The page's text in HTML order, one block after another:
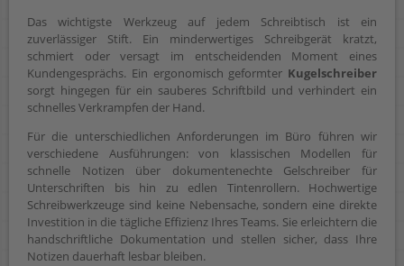
Das wichtigste Werkzeug auf jedem Schreibtisch ist ein
zuverlässiger Stift. Ein minderwertiges Schreibgerät kratzt,
schmiert oder versagt im entscheidenden Moment eines
Kundengesprächs. Ein ergonomisch geformter Kugelschreiber
sorgt hingegen für ein sauberes Schriftbild und verhindert ein
schnelles Verkrampfen der Hand.
Für die unterschiedlichen Anforderungen im Büro führen wir
verschiedene Ausführungen: von klassischen Modellen für
schnelle Notizen über dokumentenechte Gelschreiber für
Unterschriften bis hin zu edlen Tintenrollern. Hochwertige
Schreibwerkzeuge sind keine Nebensache, sondern eine direkte
Investition in die tägliche Effizienz Ihres Teams. Sie erleichtern die
handschriftliche Dokumentation und stellen sicher, dass Ihre
Notizen dauerhaft lesbar bleiben.